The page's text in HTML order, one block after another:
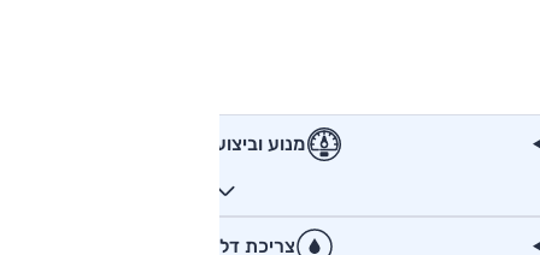
מנוע וביצועים
צריכת דלק